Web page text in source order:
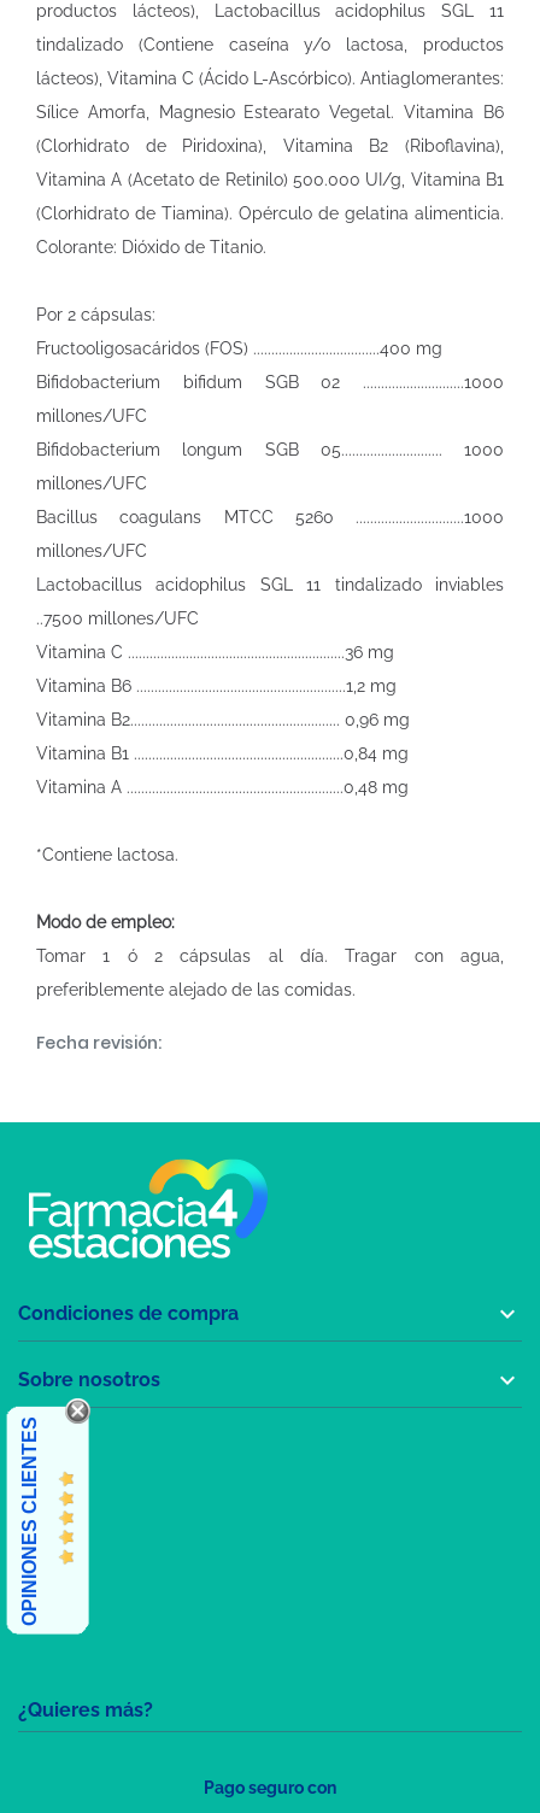
productos lácteos), Lactobacillus acidophilus SGL 11
tindalizado (Contiene caseína y/o lactosa, productos
lácteos), Vitamina C (Ácido L-Ascórbico). Antiaglomerantes:
Sílice Amorfa, Magnesio Estearato Vegetal. Vitamina B6
(Clorhidrato de Piridoxina), Vitamina B2 (Riboflavina),
Vitamina A (Acetato de Retinilo) 500.000 UI/g, Vitamina B1
(Clorhidrato de Tiamina). Opérculo de gelatina alimenticia.
Colorante: Dióxido de Titanio.
Por 2 cápsulas:
Fructooligosacáridos (FOS) ...................................400 mg
Bifidobacterium bifidum SGB 02 ............................1000
millones/UFC
Bifidobacterium longum SGB 05............................ 1000
millones/UFC
Bacillus coagulans MTCC 5260 ..............................1000
millones/UFC
Lactobacillus acidophilus SGL 11 tindalizado inviables
..7500 millones/UFC
Vitamina C ............................................................36 mg
Vitamina B6 ..........................................................1,2 mg
Vitamina B2.......................................................... 0,96 mg
Vitamina B1 ..........................................................0,84 mg
Vitamina A ............................................................0,48 mg
*Contiene lactosa.
Modo de empleo:
Tomar 1 ó 2 cápsulas al día. Tragar con agua,
preferiblemente alejado de las comidas.
Fecha revisión:
¿Quieres más?
Condiciones de compra 
Sobre nosotros 
OPINIONES CLIENTES
Pago seguro con